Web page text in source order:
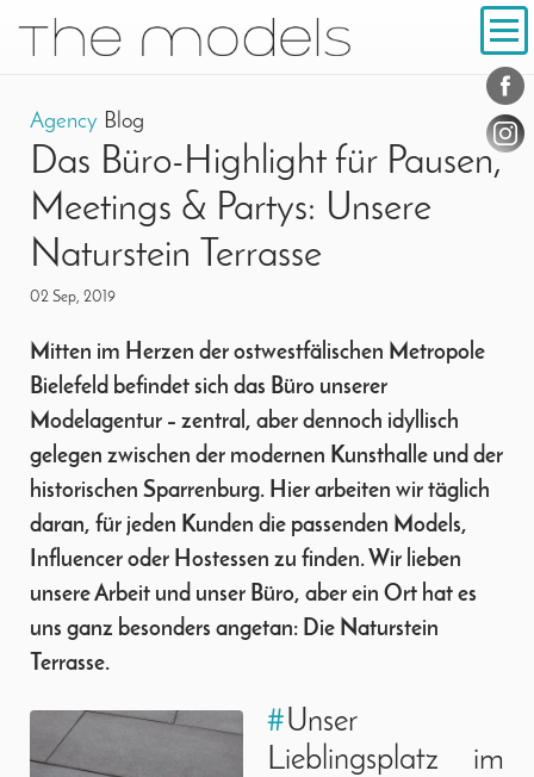
Navigation
Agency Blog
Das Büro-Highlight für Pausen,
Meetings & Partys: Unsere
Naturstein Terrasse
02 Sep, 2019
Mitten im Herzen der ostwestfälischen Metropole
Bielefeld befindet sich das Büro unserer
Modelagentur – zentral, aber dennoch idyllisch
gelegen zwischen der modernen Kunsthalle und der
historischen Sparrenburg. Hier arbeiten wir täglich
daran, für jeden Kunden die passenden Models,
Influencer oder Hostessen zu finden. Wir lieben
unsere Arbeit und unser Büro, aber ein Ort hat es
uns ganz besonders angetan: Die Naturstein
Terrasse.
#Unser
Lieblingsplatz im